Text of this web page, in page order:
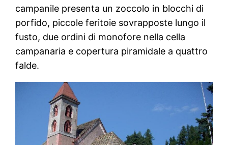
campanile presenta un zoccolo in blocchi di
porfido, piccole feritoie sovrapposte lungo il
fusto, due ordini di monofore nella cella
campanaria e copertura piramidale a quattro
falde.